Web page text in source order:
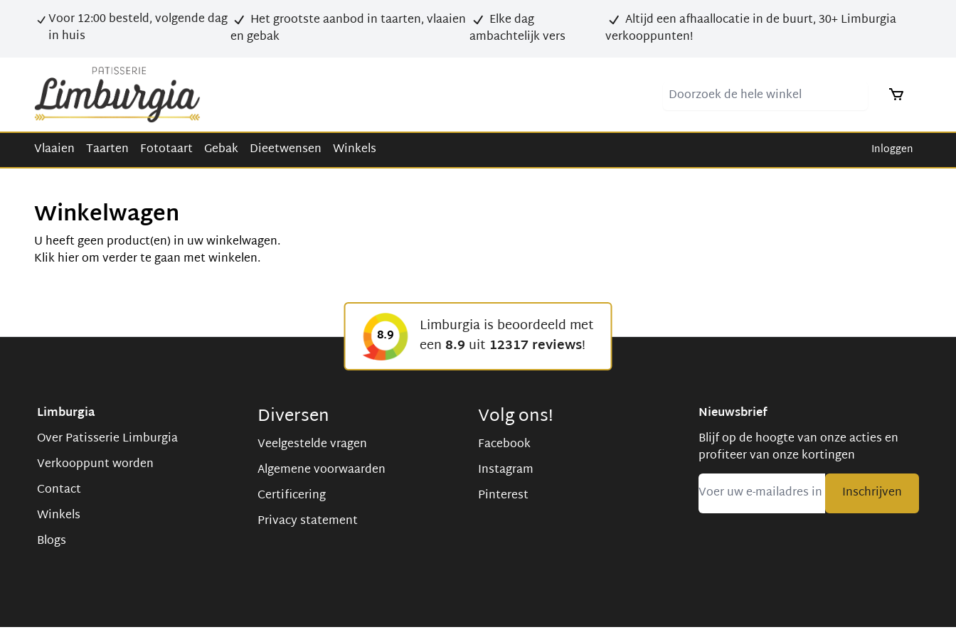
Voor 12:00 besteld, volgende dag
in huis
Het grootste aanbod in taarten, vlaaien
en gebak
Elke dag
ambachtelijk vers
Altijd een afhaallocatie in de buurt, 30+ Limburgia
verkooppunten!
Doorzoek de hele winkel
Vlaaien Taarten Fototaart Gebak Dieetwensen Winkels Inloggen
Winkelwagen
U heeft geen product(en) in uw winkelwagen.
Klikhierom verder te gaan met winkelen.
8.9
Limburgia is beoordeeld met
een 8.9 uit 12317 reviews!
Limburgia
Over Patisserie Limburgia
Verkooppunt worden
Contact
Winkels
Blogs
Diversen
Veelgestelde vragen
Algemene voorwaarden
Certificering
Privacy statement
Volg ons!
Facebook
Instagram
Pinterest
Nieuwsbrief
Blijf op de hoogte van onze acties en
profiteer van onze kortingen
Inschrijven